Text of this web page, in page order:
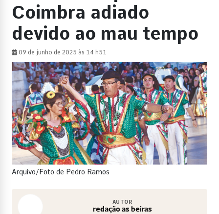
Coimbra adiado
devido ao mau tempo
09 de junho de 2025 às 14 h51
Arquivo/Foto de Pedro Ramos
AUTOR
redação as beiras